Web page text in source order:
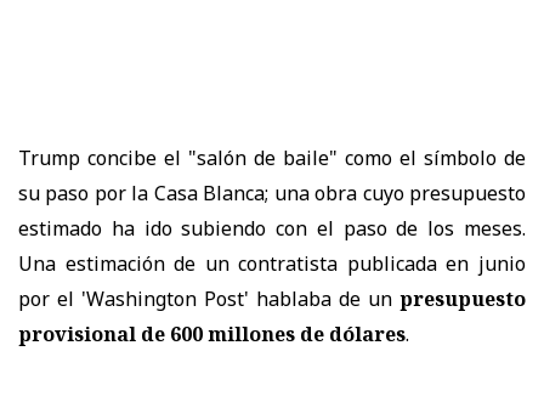
Trump concibe el "salón de baile" como el símbolo de
su paso por la Casa Blanca; una obra cuyo presupuesto
estimado ha ido subiendo con el paso de los meses.
Una estimación de un contratista publicada en junio
por el 'Washington Post' hablaba de un presupuesto
provisional de 600 millones de dólares.